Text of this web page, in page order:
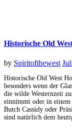
Historische Old
by Spiritofthewest
Historische Old West
besonders wenn der
die wilde Westernzeit
einnimmt oder in einem
Butch Cassidy oder
sind natürlich dem